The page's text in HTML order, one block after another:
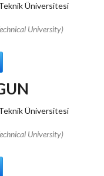
Üniversitesi
University)
Üniversitesi
University)